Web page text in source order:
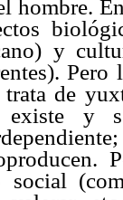
hombre.
y
trata de
y